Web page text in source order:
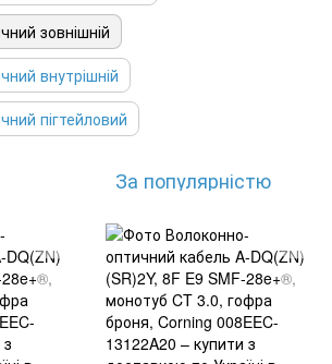
зовнішній
внутрішній
пігтейловий
За популярністю